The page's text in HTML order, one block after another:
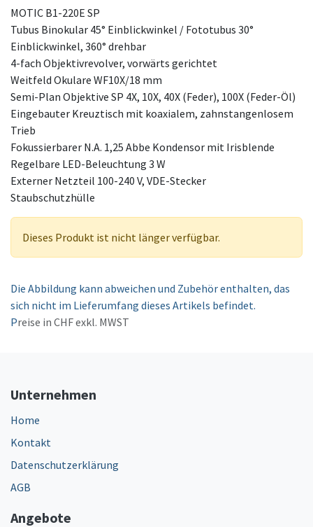
MOTIC B1-220E SP
Tubus Binokular 45° Einblickwinkel / Fototubus 30°
Einblickwinkel, 360° drehbar
4-fach Objektivrevolver, vorwärts gerichtet
Weitfeld Okulare WF10X/18 mm
Semi-Plan Objektive SP 4X, 10X, 40X (Feder), 100X (Feder-Öl)
Eingebauter Kreuztisch mit koaxialem, zahnstangenlosem
Trieb
Fokussierbarer N.A. 1,25 Abbe Kondensor mit Irisblende
Regelbare LED-Beleuchtung 3 W
Externer Netzteil 100-240 V, VDE-Stecker
Staubschutzhülle
Dieses Produkt ist nicht länger verfügbar.
Die Abbildung kann abweichen und Zubehör enthalten, das
sich nicht im Lieferumfang dieses Artikels befindet.
Preise in CHF exkl. MWST
Unternehmen
Home
Kontakt
Datenschutzerklärung
AGB
Angebote